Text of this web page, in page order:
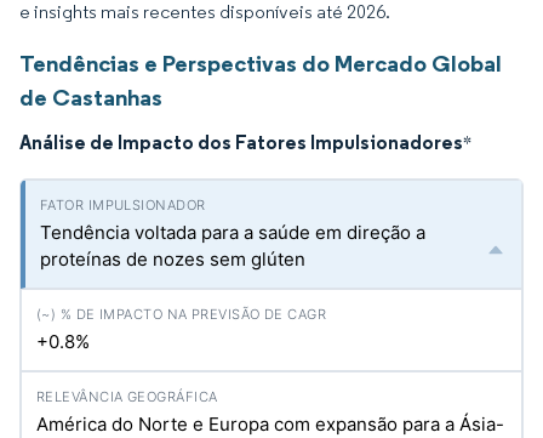
e insights mais recentes disponíveis até 2026.
Tendências e Perspectivas do Mercado Global
de Castanhas
Análise de Impacto dos Fatores Impulsionadores*
Tendência voltada para a saúde em direção a
proteínas de nozes sem glúten
+0.8%
América do Norte e Europa com expansão para a Ásia-